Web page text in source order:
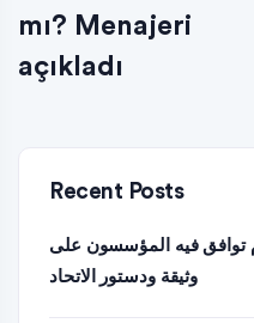
mı? Menajeri
açıkladı
Recent Posts
توافق فيه المؤسسون على
وثيقة ودستور الاتحاد